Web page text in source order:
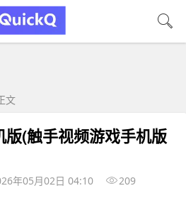
文
(触手视频游戏手机版
年05月02日 04:10
209